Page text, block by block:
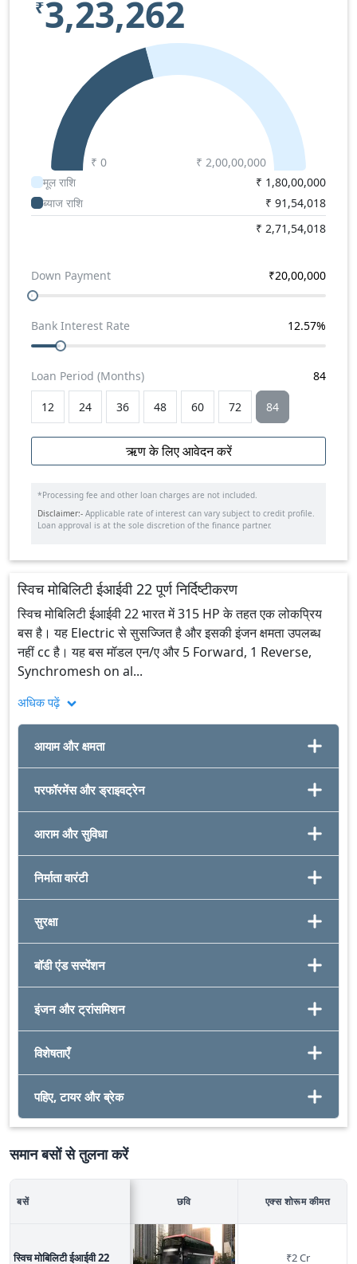
₹3,23,262
₹ 0 ₹ 2,00,00,000
मूल राशि
₹ 1,80,00,000
ब्याज राशि
₹ 91,54,018
₹ 2,71,54,018
Down Payment ₹20,00,000
Bank Interest Rate 12.57%
Loan Period (Months) 84
12 24 36 48 60 72 84
ऋण के लिए आवेदन करें
*Processing fee and other loan charges are not included.
Disclaimer:- Applicable rate of interest can vary subject to credit profile.
Loan approval is at the sole discretion of the finance partner.
स्विच मोबिलिटी ईआईवी 22 पूर्ण निर्दिष्टीकरण
स्विच मोबिलिटी ईआईवी 22 भारत में 315 HP के तहत एक लोकप्रिय
बस है। यह Electric से सुसज्जित है और इसकी इंजन क्षमता उपलब्ध
नहीं cc है। यह बस मॉडल एन/ए और 5 Forward, 1 Reverse,
Synchromesh on al...
अधिक पढ़ें
आयाम और क्षमता
परफॉरमेंस और ड्राइवट्रेन
आराम और सुविधा
निर्माता वारंटी
सुरक्षा
बॉडी एंड सस्पेंशन
इंजन और ट्रांसमिशन
विशेषताएँ
पहिए, टायर और ब्रेक
समान बसों से तुलना करें
बसें
स्विच मोबिलिटी ईआईवी 22
छवि एक्स शोरूम कीमत
₹2 Cr